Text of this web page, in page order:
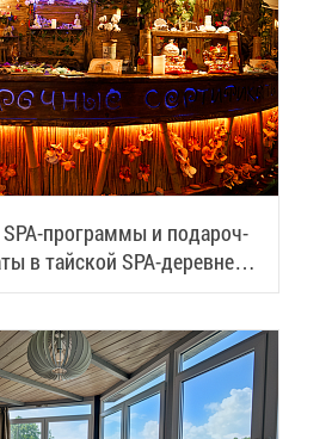
SPA-про­грам­мы и по­да­роч­
в тай­ской SPA-де­ревне